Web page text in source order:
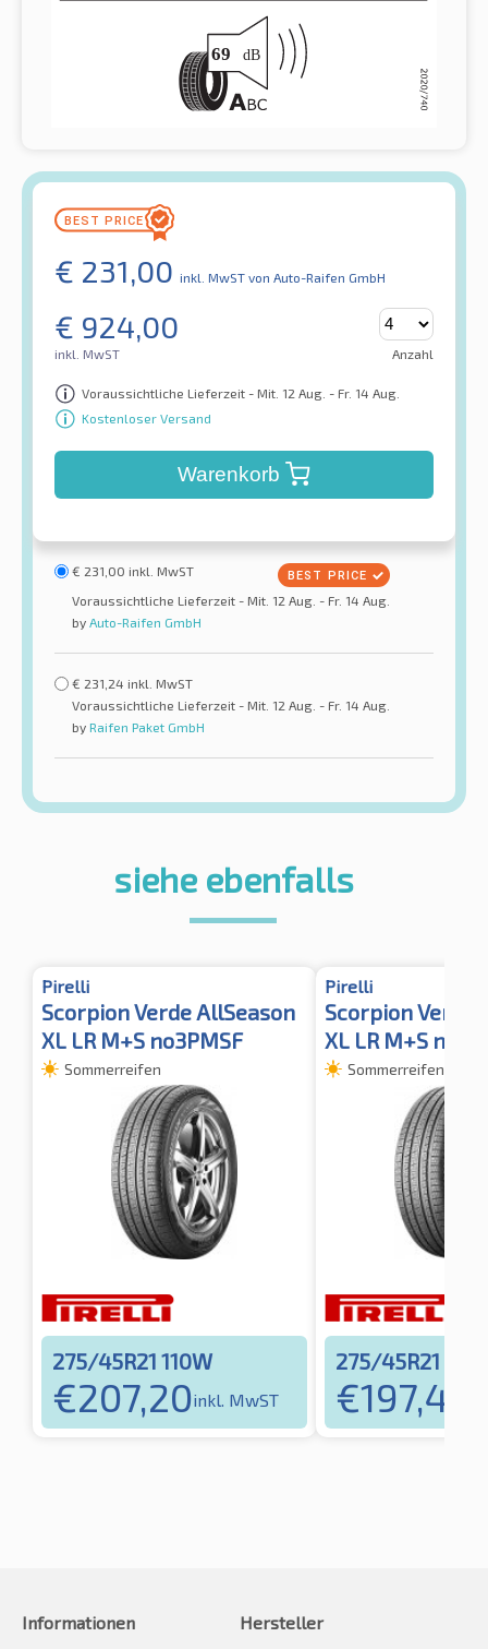
€ 231,00 inkl. MwST von Auto-Raifen GmbH
€ 924,00
inkl. MwST Anzahl
Voraussichtliche Lieferzeit - Mit. 12 Aug. - Fr. 14 Aug.
Kostenloser Versand
Warenkorb
€ 231,00 inkl. MwST
Voraussichtliche Lieferzeit - Mit. 12 Aug. - Fr. 14 Aug.
by Auto-Raifen GmbH
€ 231,24 inkl. MwST
Voraussichtliche Lieferzeit - Mit. 12 Aug. - Fr. 14 Aug.
by Raifen Paket GmbH
siehe ebenfalls
Pirelli
Scorpion Verde AllSeason
XL LR M+S no3PMSF
Sommerreifen
275/45R21 110W
€207,20inkl. MwST
Pirelli
Scorpion Verde
XL LR M+S
Sommerreifen
275/45R21 110Y
€197,47
Informationen
Hersteller